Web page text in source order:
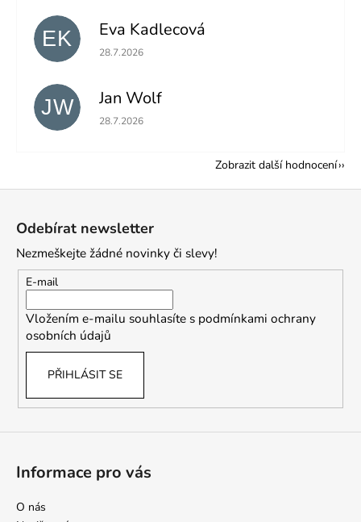
EK Eva Kadlecová
Hodnocení obchodu je 5 z 5 hvězdiček.
28.7.2026
JW Jan Wolf
Hodnocení obchodu je 5 z 5 hvězdiček.
28.7.2026
Zobrazit další hodnocení
Odebírat newsletter
Nezmeškejte žádné novinky či slevy!
E-mail
Vložením e-mailu souhlasíte s podmínkami ochrany
osobních údajů
PŘIHLÁSIT SE
Informace pro vás
O nás